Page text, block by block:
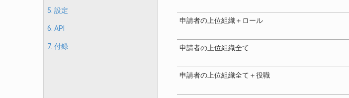
5. 設定
6. API
7. 付録
申請者の上位組織＋ロール
申請者の上位組織全て
申請者の上位組織全て＋役職